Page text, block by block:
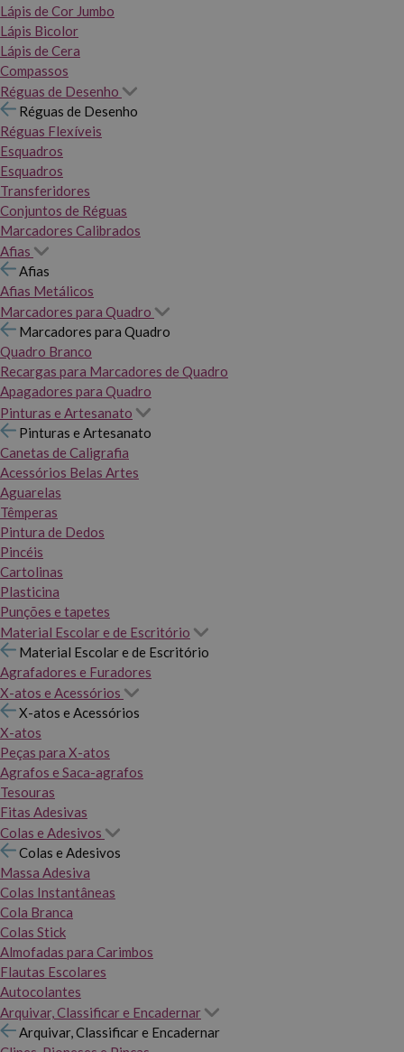
Lápis de Cor Jumbo
Lápis Bicolor
Lápis de Cera
Compassos
Réguas de Desenho
Réguas de Desenho
Réguas Flexíveis
Esquadros
Esquadros
Transferidores
Conjuntos de Réguas
Marcadores Calibrados
Afias
Afias
Afias Metálicos
Marcadores para Quadro
Marcadores para Quadro
Quadro Branco
Recargas para Marcadores de Quadro
Apagadores para Quadro
Pinturas e Artesanato
Pinturas e Artesanato
Canetas de Caligrafia
Acessórios Belas Artes
Aguarelas
Têmperas
Pintura de Dedos
Pincéis
Cartolinas
Plasticina
Punções e tapetes
Material Escolar e de Escritório
Material Escolar e de Escritório
Agrafadores e Furadores
X-atos e Acessórios
X-atos e Acessórios
X-atos
Peças para X-atos
Agrafos e Saca-agrafos
Tesouras
Fitas Adesivas
Colas e Adesivos
Colas e Adesivos
Massa Adesiva
Colas Instantâneas
Cola Branca
Colas Stick
Almofadas para Carimbos
Flautas Escolares
Autocolantes
Arquivar, Classificar e Encadernar
Arquivar, Classificar e Encadernar